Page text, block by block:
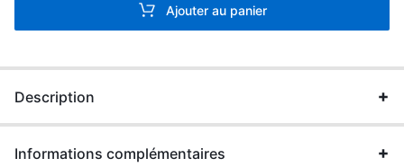
Ajouter au panier
Description
Informations complémentaires